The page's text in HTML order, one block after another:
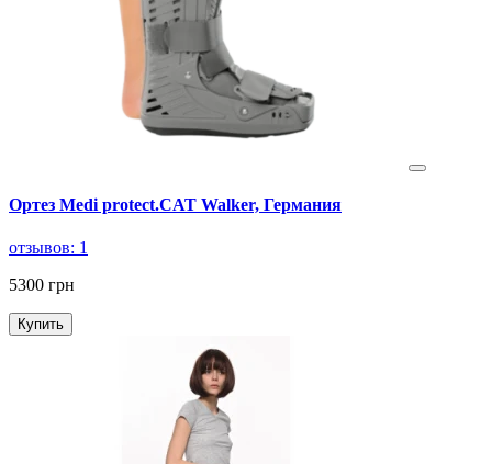
Ортез Medi protect.CAT Walker, Германия
отзывов: 1
5300 грн
Купить